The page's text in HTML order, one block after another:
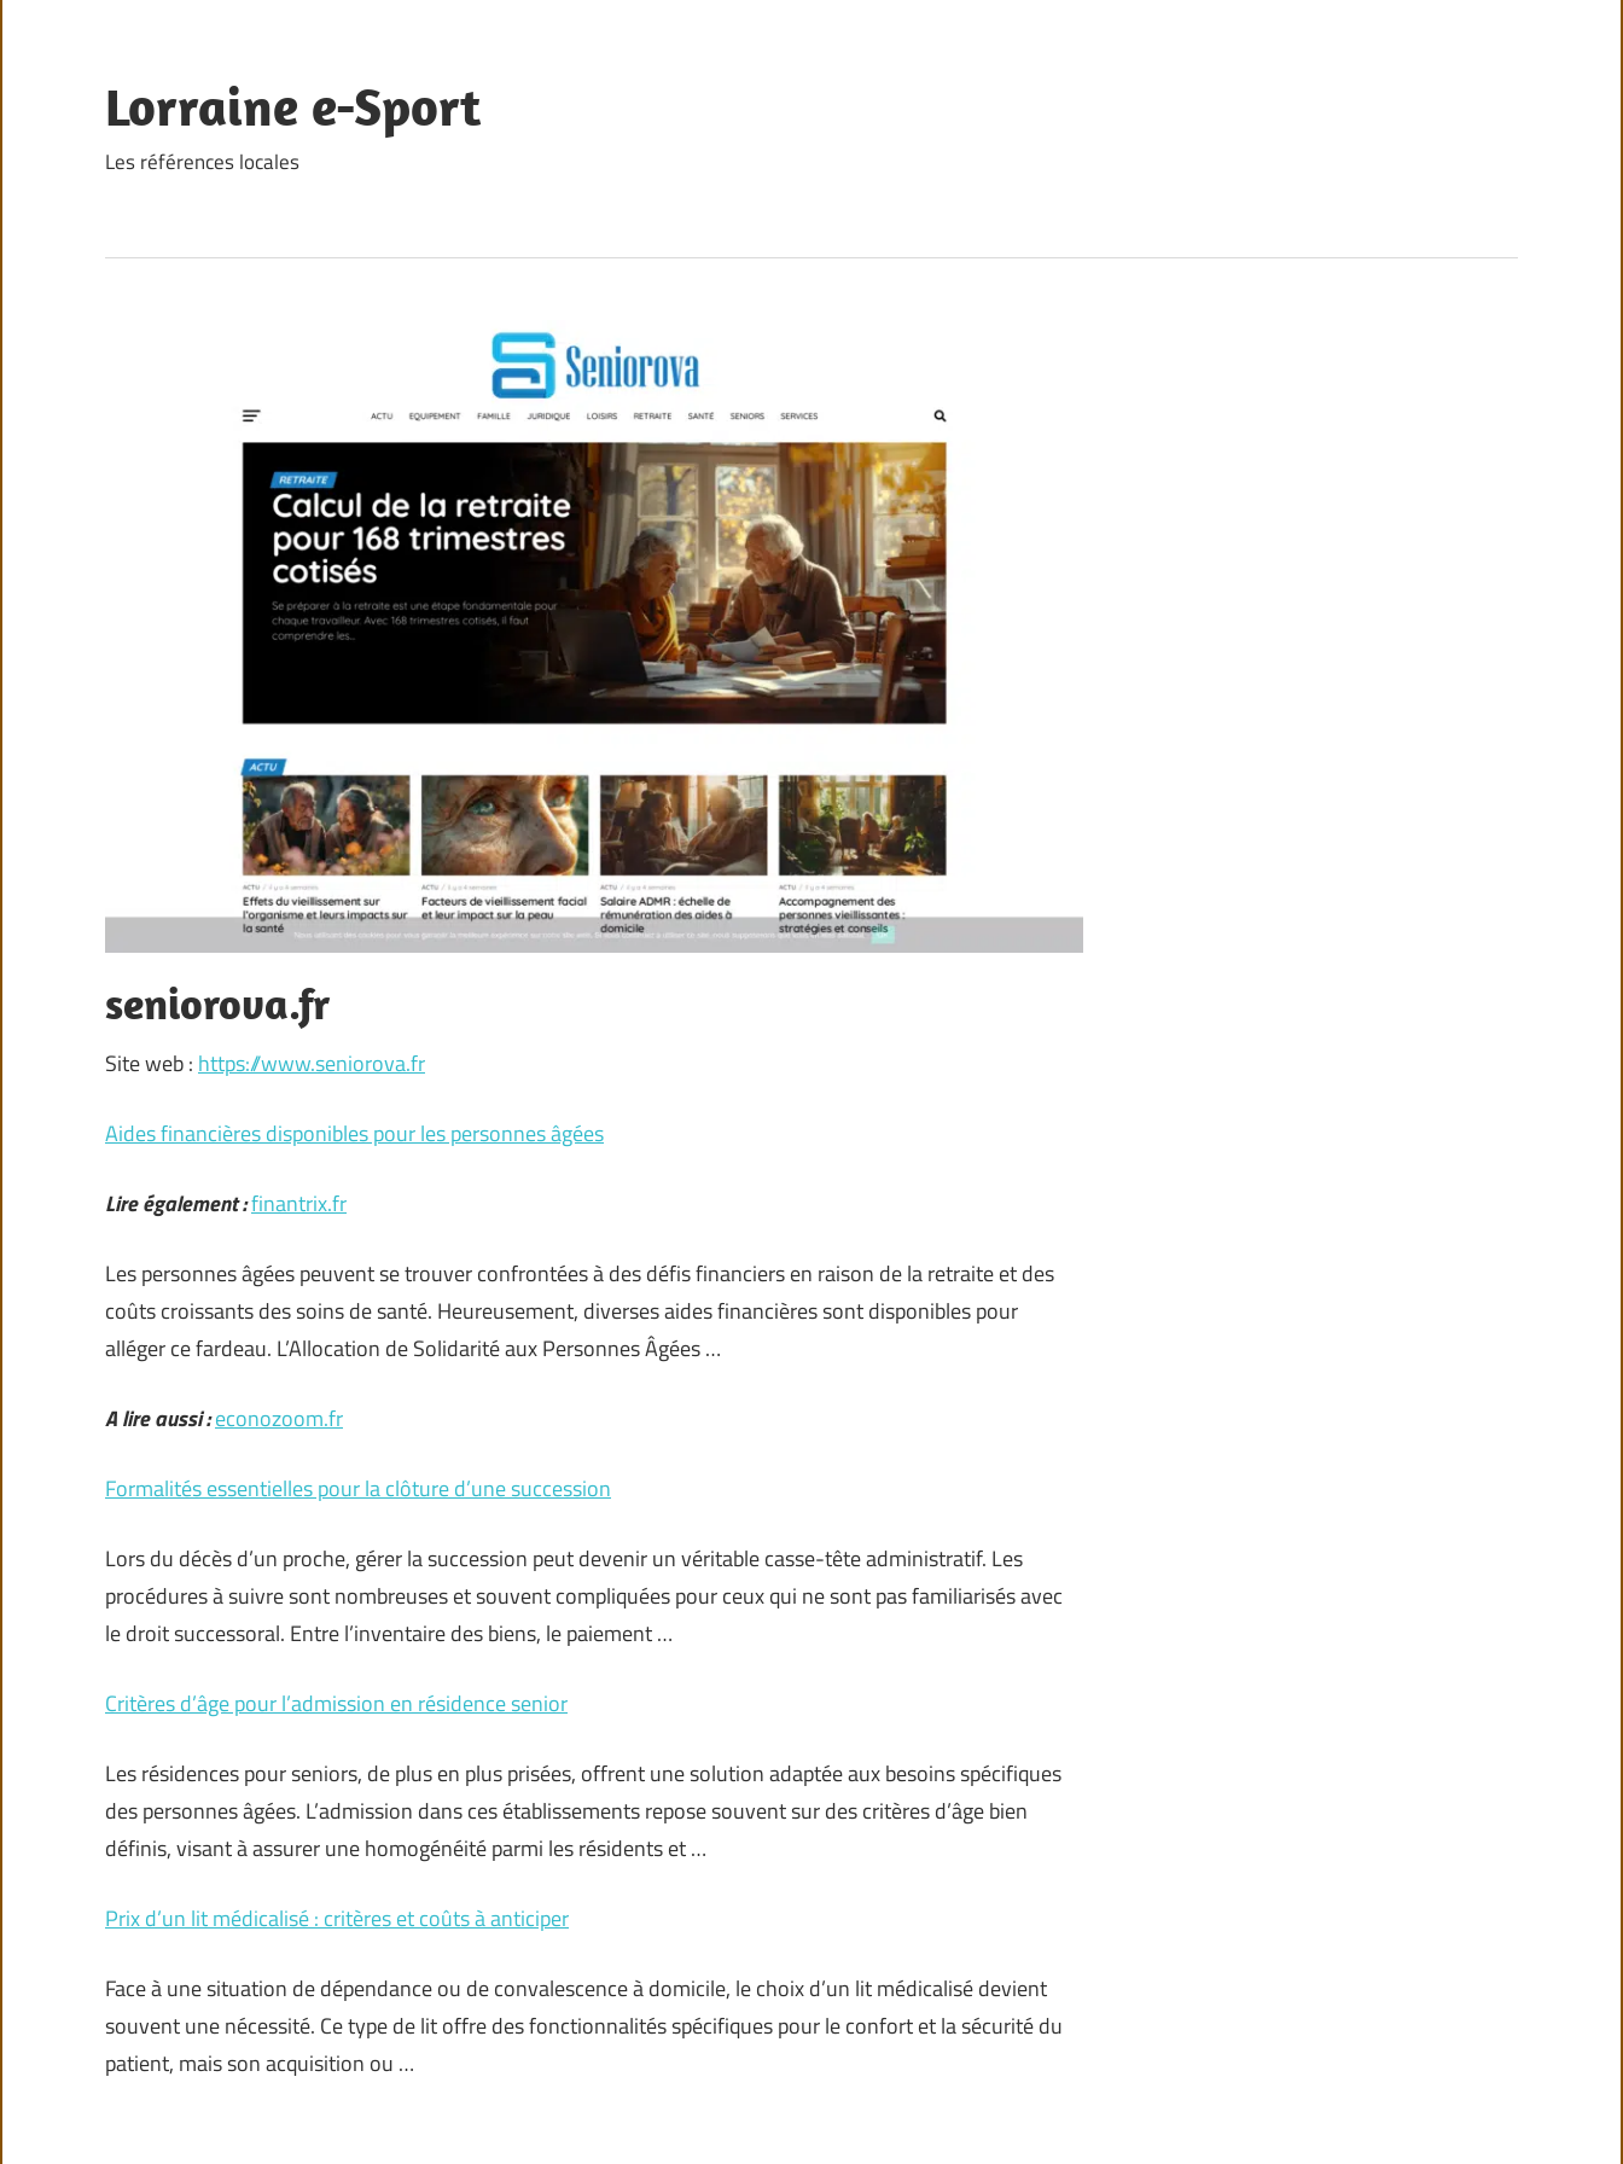
content
Lorraine e-Sport
Les références locales
seniorova.fr
Site web : https://www.seniorova.fr
Aides financières disponibles pour les personnes âgées
Lire également :finantrix.fr
Les personnes âgées peuvent se trouver confrontées à des défis financiers en raison de la retraite et des
coûts croissants des soins de santé. Heureusement, diverses aides financières sont disponibles pour
alléger ce fardeau. L’Allocation de Solidarité aux Personnes Âgées …
A lire aussi :econozoom.fr
Formalités essentielles pour la clôture d’une succession
Lors du décès d’un proche, gérer la succession peut devenir un véritable casse-tête administratif. Les
procédures à suivre sont nombreuses et souvent compliquées pour ceux qui ne sont pas familiarisés avec
le droit successoral. Entre l’inventaire des biens, le paiement …
Critères d’âge pour l’admission en résidence senior
Les résidences pour seniors, de plus en plus prisées, offrent une solution adaptée aux besoins spécifiques
des personnes âgées. L’admission dans ces établissements repose souvent sur des critères d’âge bien
définis, visant à assurer une homogénéité parmi les résidents et …
Prix d’un lit médicalisé : critères et coûts à anticiper
Face à une situation de dépendance ou de convalescence à domicile, le choix d’un lit médicalisé devient
souvent une nécessité. Ce type de lit offre des fonctionnalités spécifiques pour le confort et la sécurité du
patient, mais son acquisition ou …